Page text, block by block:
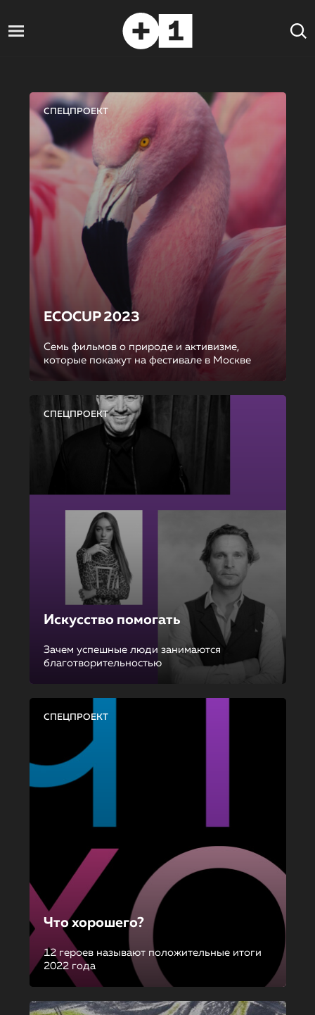
СПЕЦПРОЕКТ
ECOCUP 2023
Семь фильмов о природе и активизме,
которые покажут на фестивале в Москве
СПЕЦПРОЕКТ
Искусство помогать
Зачем успешные люди занимаются
благотворительностью
СПЕЦПРОЕКТ
Что хорошего?
12 героев называют положительные итоги
2022 года